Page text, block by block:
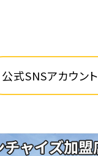
公式SNSアカウント